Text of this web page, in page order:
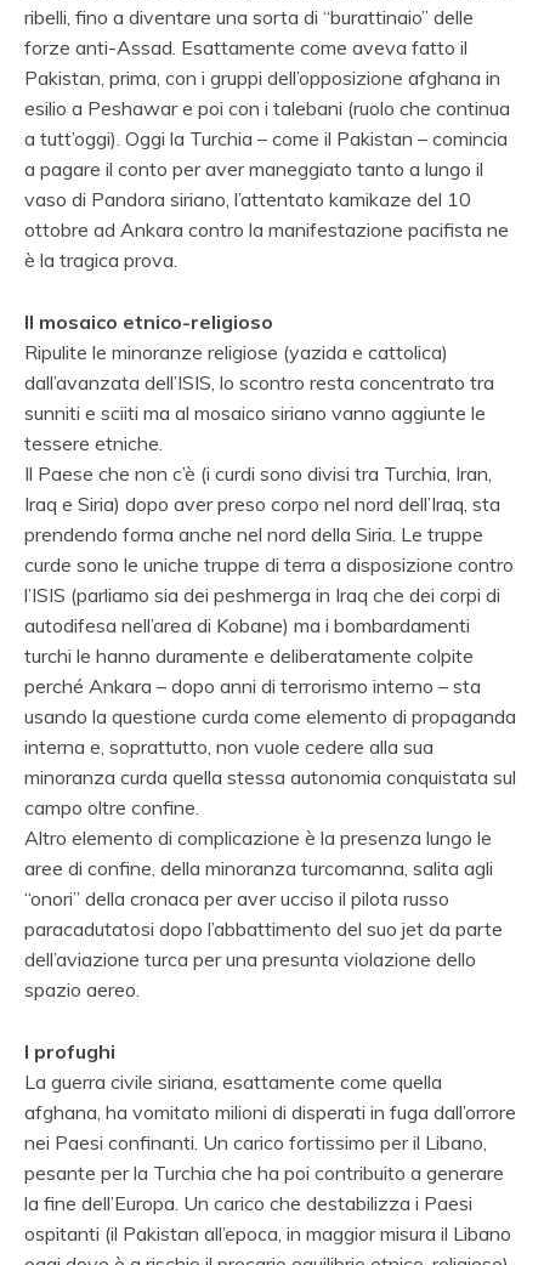
ribelli, fino a diventare una sorta di “burattinaio” delle
forze anti-Assad. Esattamente come aveva fatto il
Pakistan, prima, con i gruppi dell’opposizione afghana in
esilio a Peshawar e poi con i talebani (ruolo che continua
a tutt’oggi). Oggi la Turchia – come il Pakistan – comincia
a pagare il conto per aver maneggiato tanto a lungo il
vaso di Pandora siriano, l’attentato kamikaze del 10
ottobre ad Ankara contro la manifestazione pacifista ne
è la tragica prova.
Il mosaico etnico-religioso
Ripulite le minoranze religiose (yazida e cattolica)
dall’avanzata dell’ISIS, lo scontro resta concentrato tra
sunniti e sciiti ma al mosaico siriano vanno aggiunte le
tessere etniche.
Il Paese che non c’è (i curdi sono divisi tra Turchia, Iran,
Iraq e Siria) dopo aver preso corpo nel nord dell’Iraq, sta
prendendo forma anche nel nord della Siria. Le truppe
curde sono le uniche truppe di terra a disposizione contro
l’ISIS (parliamo sia dei peshmerga in Iraq che dei corpi di
autodifesa nell’area di Kobane) ma i bombardamenti
turchi le hanno duramente e deliberatamente colpite
perché Ankara – dopo anni di terrorismo interno – sta
usando la questione curda come elemento di propaganda
interna e, soprattutto, non vuole cedere alla sua
minoranza curda quella stessa autonomia conquistata sul
campo oltre confine.
Altro elemento di complicazione è la presenza lungo le
aree di confine, della minoranza turcomanna, salita agli
“onori” della cronaca per aver ucciso il pilota russo
paracadutatosi dopo l’abbattimento del suo jet da parte
dell’aviazione turca per una presunta violazione dello
spazio aereo.
I profughi
La guerra civile siriana, esattamente come quella
afghana, ha vomitato milioni di disperati in fuga dall’orrore
nei Paesi confinanti. Un carico fortissimo per il Libano,
pesante per la Turchia che ha poi contribuito a generare
la fine dell’Europa. Un carico che destabilizza i Paesi
ospitanti (il Pakistan all’epoca, in maggior misura il Libano